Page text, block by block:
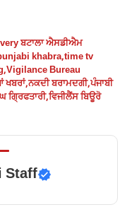
ਬਟਾਲਾ ਐਸਡੀਐਮ
khabra,time tv
,Vigilance Bureau
ਖਬਰਾਂ,ਨਕਦੀ ਬਰਾਮਦਗੀ,ਪੰਜਾਬੀ
ਗ੍ਰਿਫਤਾਰੀ,ਵਿਜੀਲੈਂਸ ਬਿਊਰੋ
Staff